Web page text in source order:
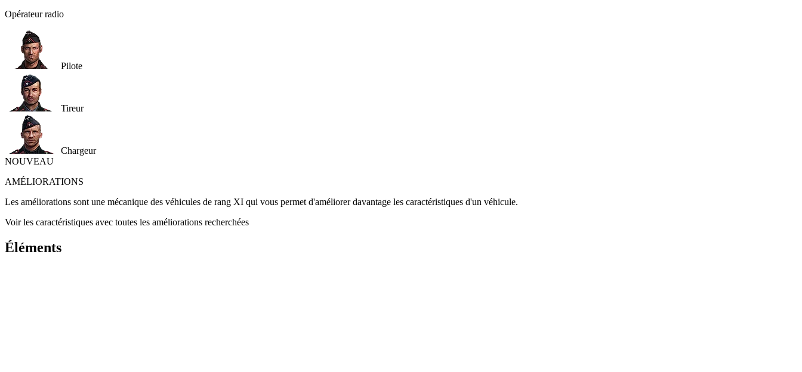
Opérateur radio
Pilote
Tireur
Chargeur
NOUVEAU
AMÉLIORATIONS
Les améliorations sont une mécanique des véhicules de rang XI qui vous permet d'améliorer davantage les caractéristiques d'un véhicule.
Voir les caractéristiques avec toutes les améliorations recherchées
Éléments